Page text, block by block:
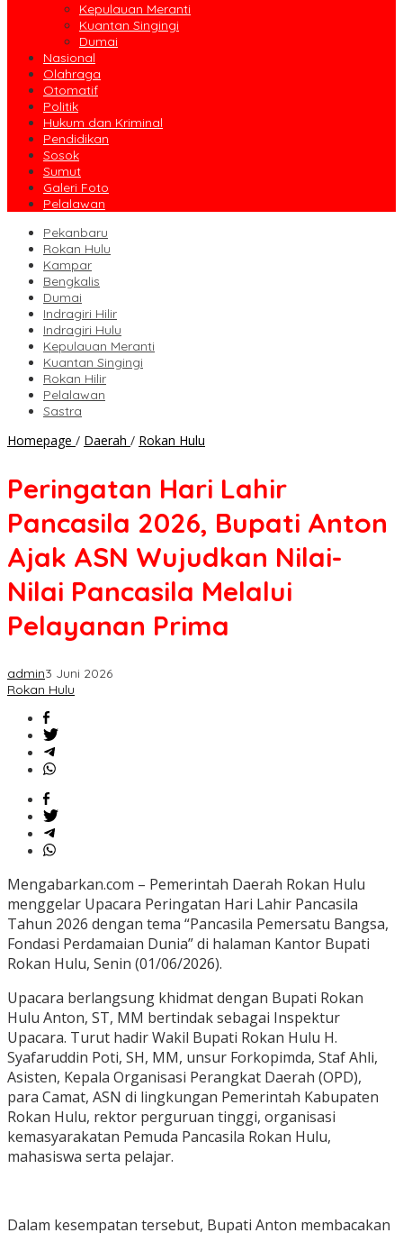
Kepulauan Meranti
Kuantan Singingi
Dumai
Nasional
Olahraga
Otomatif
Politik
Hukum dan Kriminal
Pendidikan
Sosok
Sumut
Galeri Foto
Pelalawan
Pekanbaru
Rokan Hulu
Kampar
Bengkalis
Dumai
Indragiri Hilir
Indragiri Hulu
Kepulauan Meranti
Kuantan Singingi
Rokan Hilir
Pelalawan
Sastra
Homepage / Daerah / Rokan Hulu
Pancasila
Bupati
Ajak
Wujudkan
Nilai
Peringatan Hari Lahir
Pancasila 2026, Bupati Anton
Ajak ASN Wujudkan Nilai-
Nilai Pancasila Melalui
Pelayanan Prima
admin3 Juni 2026
Rokan Hulu
Mengabarkan.com – Pemerintah Daerah Rokan Hulu
menggelar Upacara Peringatan Hari Lahir Pancasila
Tahun 2026 dengan tema “Pancasila Pemersatu Bangsa,
Fondasi Perdamaian Dunia” di halaman Kantor Bupati
Rokan Hulu, Senin (01/06/2026).
Upacara berlangsung khidmat dengan Bupati Rokan
Hulu Anton, ST, MM bertindak sebagai Inspektur
Upacara. Turut hadir Wakil Bupati Rokan Hulu H.
Syafaruddin Poti, SH, MM, unsur Forkopimda, Staf Ahli,
Asisten, Kepala Organisasi Perangkat Daerah (OPD),
para Camat, ASN di lingkungan Pemerintah Kabupaten
Rokan Hulu, rektor perguruan tinggi, organisasi
kemasyarakatan Pemuda Pancasila Rokan Hulu,
mahasiswa serta pelajar.
Dalam kesempatan tersebut, Bupati Anton membacakan